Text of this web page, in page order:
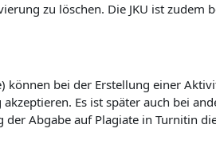
zu löschen. Die JKU ist
können bei der Erstellung einer
Es ist später auch bei
Abgabe auf Plagiate in Turnitin